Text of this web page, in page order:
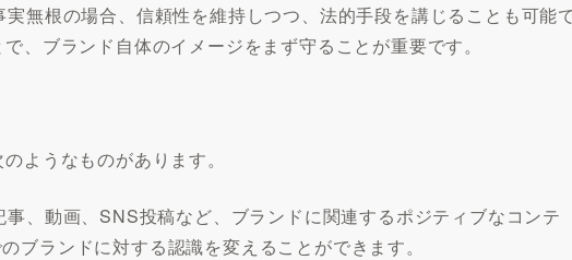
無根の場合、信頼性を維持しつつ、法的手段を講じることも可能
、ブランド自体のイメージをまず守ることが重要です。
ようなものがあります。
、動画、SNS投稿など、ブランドに関連するポジティブなコンテ
ブランドに対する認識を変えることができます。